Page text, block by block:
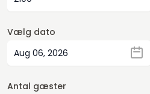
Vælg dato
Antal gæster